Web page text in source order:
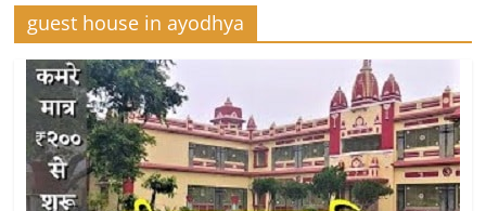
guest house in ayodhya